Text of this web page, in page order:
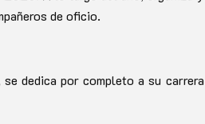
de oficio.
se dedica por completo a su carrera